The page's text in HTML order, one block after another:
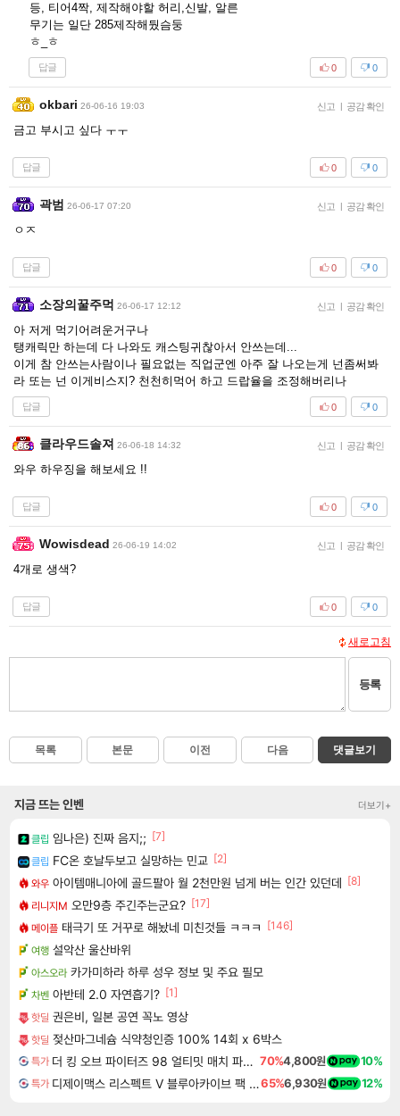
등, 티어4짝, 제작해야할 허리,신발, 알른
무기는 일단 285제작해뒀슴둥
ㅎ_ㅎ
답글 0
0
okbari 26-06-16 19:03 신고 | 공감 확인
금고 부시고 싶다 ㅜㅜ
답글 0
0
곽범 26-06-17 07:20 신고 | 공감 확인
ㅇㅈ
답글 0
0
소장의꿀주먹 26-06-17 12:12 신고 | 공감 확인
아 저게 먹기어려운거구나
탱캐릭만 하는데 다 나와도 캐스팅귀찮아서 안쓰는데...
이게 참 안쓰는사람이나 필요없는 직업군엔 아주 잘 나오는게 넌좀써봐
라 또는 넌 이게비스지? 천천히먹어 하고 드랍율을 조정해버리나
답글 0
0
클라우드솔져 26-06-18 14:32 신고 | 공감 확인
와우 하우징을 해보세요 !!
답글 0
0
Wowisdead 26-06-19 14:02 신고 | 공감 확인
4개로 생색?
답글 0
0
새로고침
등록
목록 본문 이전 다음 댓글보기
지금 뜨는 인벤 더보기+
클립 임나은) 진짜 음지;; [7]
클립 FC온 호날두보고 실망하는 민교 [2]
와우 아이템매니아에 골드팔아 월 2천만원 넘게 버는 인간 있던데 [8]
리니지M 오만9층 주긴주는군요? [17]
메이플 태극기 또 거꾸로 해놨네 미친것들 ㅋㅋㅋ
[146]
여행 설악산 울산바위
아스오라 카가미하라 하루 성우 정보 및 주요 필모
차벤 아반테 2.0 자연흡기? [1]
핫딜 권은비, 일본 공연 꼭노 영상
핫딜 젖산마그네슘 식약청인증 100% 14회 x 6박스
특가 더 킹 오브 파이터즈 98 얼티밋 매치 파이널 에디션 THE KING OF FIGHTERS 98 ULTIMATE MATCH FINAL EDITION 70%4,800원 10%
특가 디제이맥스 리스펙트 V 블루아카이브 팩 DJMAX RESPECT V Blue Archive Pack DLC65%6,930원 12%